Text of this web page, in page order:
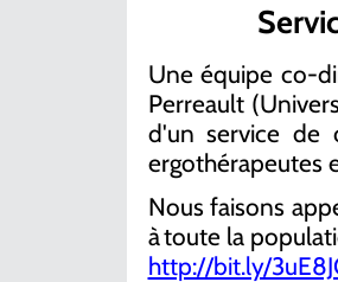
Une équipe co-
Perreault
d'un service de
ergothérapeutes
Nous faisons
à toute la
http://bit.ly/